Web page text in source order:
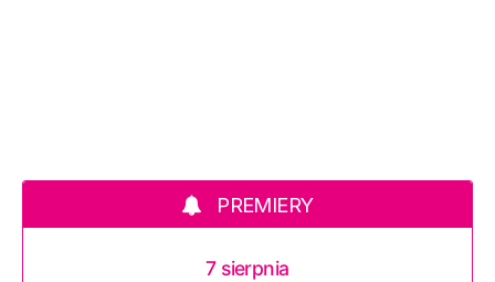
PREMIERY
7 sierpnia